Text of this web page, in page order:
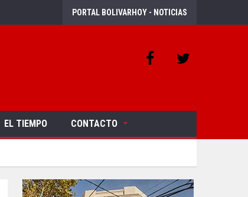
PORTAL BOLIVARHOY - NOTICIAS
EL TIEMPO CONTACTO